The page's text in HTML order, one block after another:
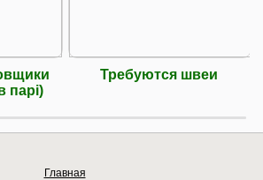
парі)
Требуются швеи
Главная